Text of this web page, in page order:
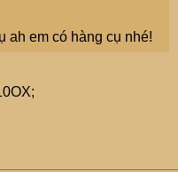
ah em có hàng cụ nhé!